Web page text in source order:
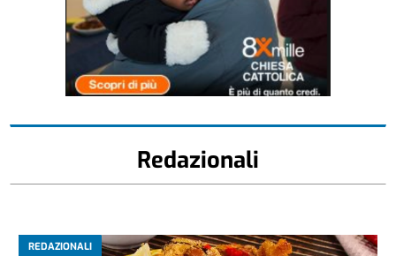
Redazionali
REDAZIONALI